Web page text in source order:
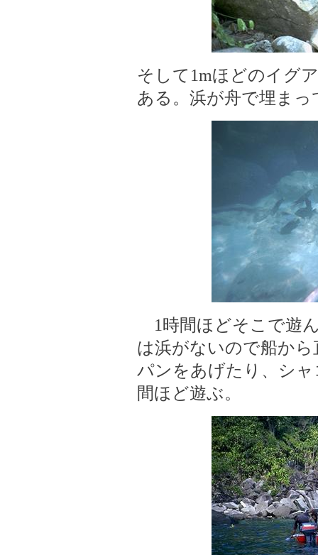
そして1mほどのイグ
ある。浜が舟で埋まっ
1時間ほどそこで遊
は浜がないので船か
パンをあげたり、シ
間ほど遊ぶ。